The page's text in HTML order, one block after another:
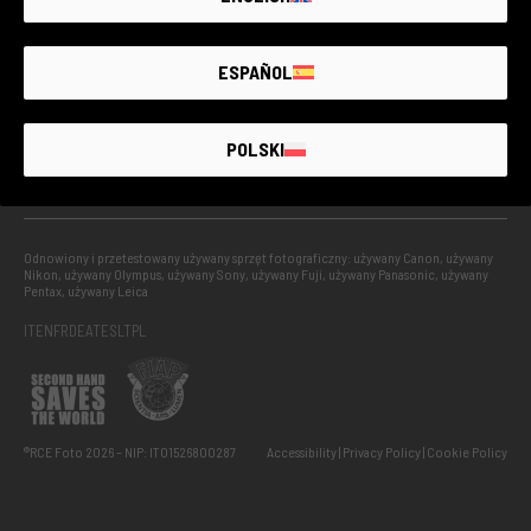
SECOND-HANDPHOTO MARKET
GUARANTEEDUP TO4 YEARS
UŻYWANY Z GWARANCJĄ
Odnowiony i przetestowany używany sprzęt fotograficzny: używany Canon, używany
Nikon, używany Olympus, używany Sony, używany Fuji, używany Panasonic, używany
Pentax, używany Leica
ITENFRDEATESLTPL
®RCE Foto 2026 – NIP: IT01526800287 Accessibility Privacy Policy Cookie Policy
ESPAÑOL
POLSKI